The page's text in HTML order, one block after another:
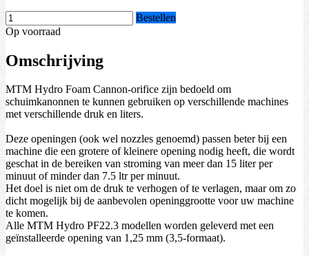
Bestellen
Op voorraad
Omschrijving
MTM Hydro Foam Cannon-orifice zijn bedoeld om
schuimkanonnen te kunnen gebruiken op verschillende machines
met verschillende druk en liters.
Deze openingen (ook wel nozzles genoemd) passen beter bij een
machine die een grotere of kleinere opening nodig heeft, die wordt
geschat in de bereiken van stroming van meer dan 15 liter per
minuut of minder dan 7.5 ltr per minuut.
Het doel is niet om de druk te verhogen of te verlagen, maar om zo
dicht mogelijk bij de aanbevolen openinggrootte voor uw machine
te komen.
Alle MTM Hydro PF22.3 modellen worden geleverd met een
geïnstalleerde opening van 1,25 mm (3,5-formaat).